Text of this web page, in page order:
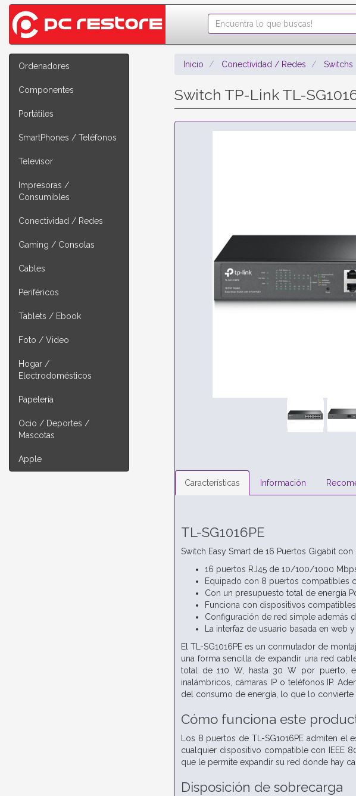
Ordenadores
Componentes
Portátiles
SmartPhones / Teléfonos
Televisor
Impresoras /
Consumibles
Conectividad / Redes
Gaming / Consolas
Cables
Periféricos
Tablets / Ebook
Foto / Video
Hogar /
Electrodomésticos
Papelería
Ocio / Deportes /
Mascotas
Apple
Inicio Conectividad / Redes Switchs
Switch TP-Link TL-
Características Información
TL-SG1016PE
Switch Easy Smart de 16 Puertos Gigabit con
16 puertos RJ45 de 10/100/1000
Equipado con 8 puertos compatibles
Con un presupuesto total de energía
Funciona con dispositivos
Configuración de red simple además
La interfaz de usuario basada en web
El TL-SG1016PE es un conmutador de
una forma sencilla de expandir una red
total de 110 W, hasta 30 W por puerto,
inalámbricos, cámaras IP o teléfonos IP.
del consumo de energía, lo que lo
Cómo funciona este
Los 8 puertos de TL-SG1016PE admiten el
cualquier dispositivo compatible con IEEE
que le permite expandir su red donde hay
Disposición de sobrecarga